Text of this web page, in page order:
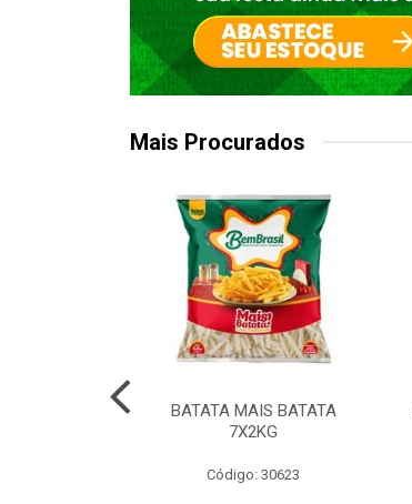
Mais Procurados
BATATA MAIS BATATA
7X2KG
Código: 30623